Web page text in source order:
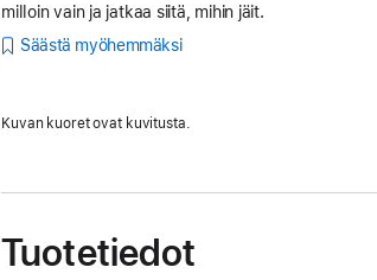
milloin vain ja jatkaa siitä, mihin jäit.
Säästä myöhemmäksi
Kuvan kuoret ovat kuvitusta.
Tuotetiedot